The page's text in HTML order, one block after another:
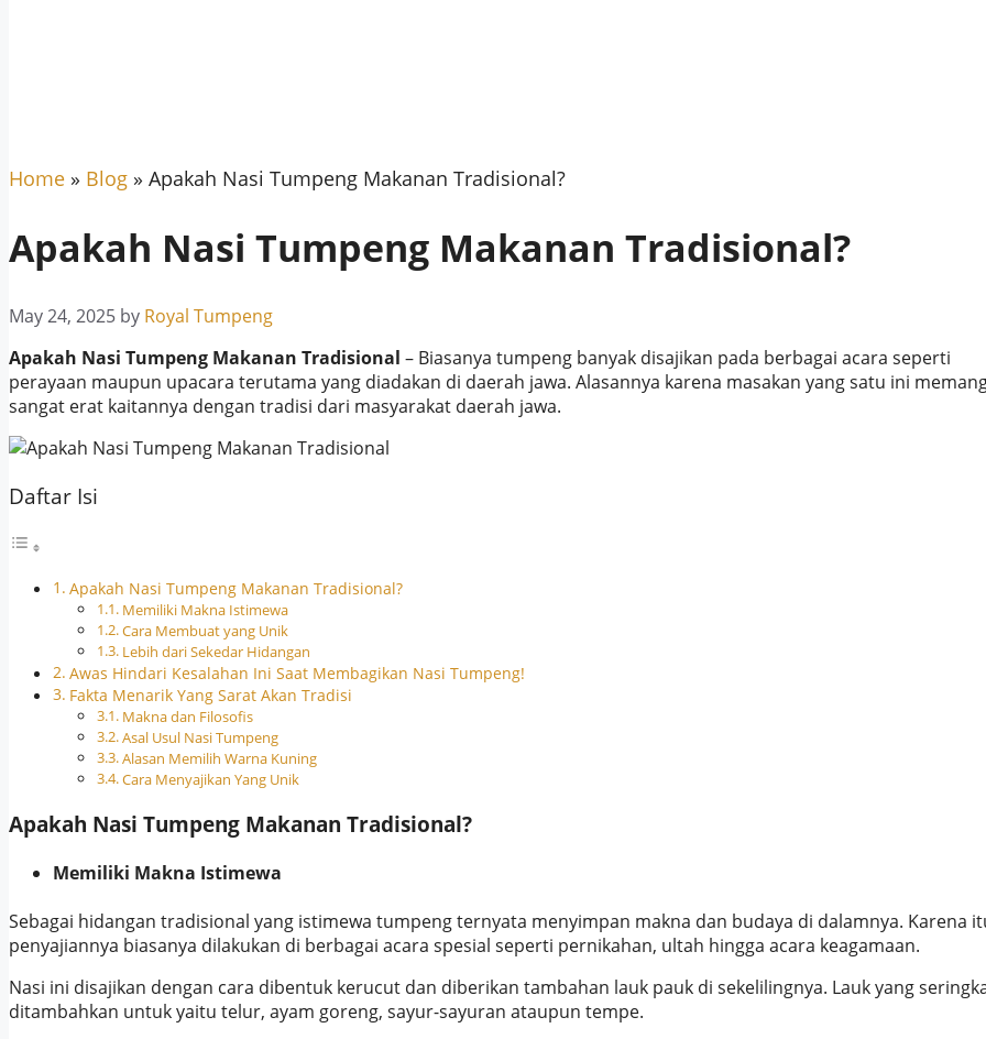
Home » Blog » Apakah Nasi Tumpeng Makanan Tradisional?
Apakah Nasi Tumpeng Makanan Tradisional?
May 24, 2025 by Royal Tumpeng
Apakah Nasi Tumpeng Makanan Tradisional – Biasanya tumpeng banyak disajikan pada berbagai acara seperti
perayaan maupun upacara terutama yang diadakan di daerah jawa. Alasannya karena masakan yang satu ini
sangat erat kaitannya dengan tradisi dari masyarakat daerah jawa.
Daftar Isi
Apakah Nasi Tumpeng Makanan Tradisional?
Memiliki Makna Istimewa
Cara Membuat yang Unik
Lebih dari Sekedar Hidangan
Awas Hindari Kesalahan Ini Saat Membagikan Nasi Tumpeng!
Fakta Menarik Yang Sarat Akan Tradisi
Makna dan Filosofis
Asal Usul Nasi Tumpeng
Alasan Memilih Warna Kuning
Cara Menyajikan Yang Unik
Apakah Nasi Tumpeng Makanan Tradisional?
Memiliki Makna Istimewa
Sebagai hidangan tradisional yang istimewa tumpeng ternyata menyimpan makna dan budaya di dalamnya. Karena
penyajiannya biasanya dilakukan di berbagai acara spesial seperti pernikahan, ultah hingga acara keagamaan.
Nasi ini disajikan dengan cara dibentuk kerucut dan diberikan tambahan lauk pauk di sekelilingnya. Lauk yang
ditambahkan untuk yaitu telur, ayam goreng, sayur-sayuran ataupun tempe.